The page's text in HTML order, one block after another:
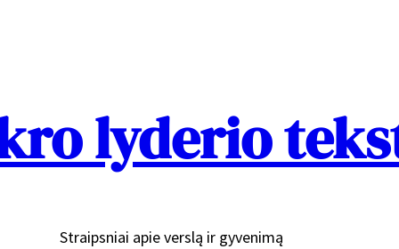
lyderio
Straipsniai apie verslą ir gyvenimą